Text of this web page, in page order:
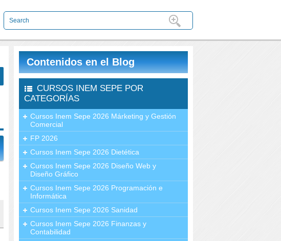
Contenidos en el Blog
CURSOS INEM SEPE POR
CATEGORÍAS
Cursos Inem Sepe 2026 Márketing y Gestión
Comercial
FP 2026
Cursos Inem Sepe 2026 Dietética
Cursos Inem Sepe 2026 Diseño Web y
Diseño Gráfico
Cursos Inem Sepe 2026 Programación e
Informática
Cursos Inem Sepe 2026 Sanidad
Cursos Inem Sepe 2026 Finanzas y
Contabilidad